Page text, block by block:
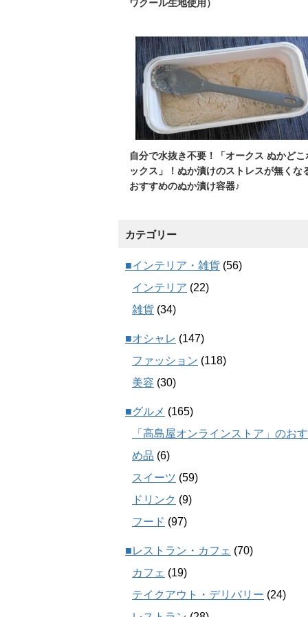
ワクール生地使用）
自分で水抜き不要！「オークス ぬかどこ
ックス」！ぬか漬けのストレスが無くな
おすすめのぬか漬け容器♪
カテゴリー
■インテリア・雑貨 (56)
インテリア (22)
雑貨 (34)
■オシャレ (147)
ファッション (118)
美容 (30)
■グルメ (165)
「高島屋オンラインストア」のお
め品 (6)
スイーツ (59)
ドリンク (9)
フード (97)
■レストラン・カフェ (70)
カフェ (19)
テイクアウト・デリバリー (24)